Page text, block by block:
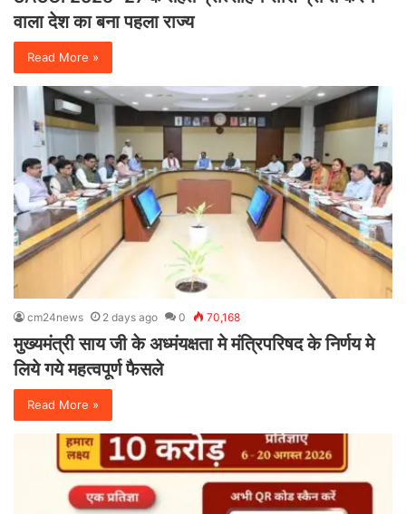
वाला देश का बना पहला राज्य
Read More »
cm24news 2 days ago 0 70,168
मुख्यमंत्री साय जी के अध्मंयक्षता मे मंत्रिपरिषद के निर्णय मे
लिये गये महत्वपूर्ण फैसले
Read More »